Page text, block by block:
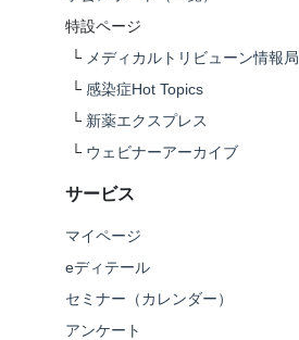
特設ページ
└ メディカルトリビューン情報局
└ 感染症Hot Topics
└ 新薬エクスプレス
└ ウェビナーアーカイブ
サービス
マイページ
eディテール
セミナー（カレンダー）
アンケート